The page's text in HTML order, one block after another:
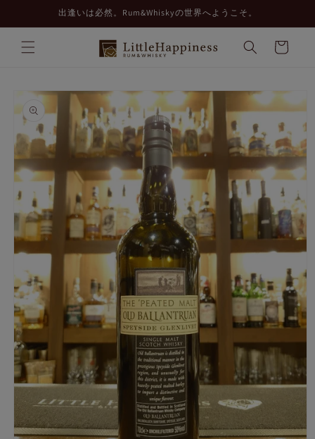
進む
出逢いは必然。Rum&Whiskyの世界へようこそ。
カ
ー
商品情
報にス
キップ